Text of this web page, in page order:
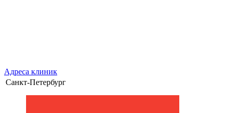
Адреса клиник
Санкт-Петербург